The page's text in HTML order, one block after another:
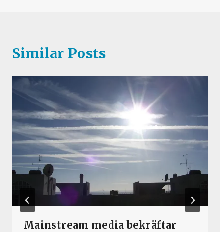
Similar Posts
Mainstream media bekräftar